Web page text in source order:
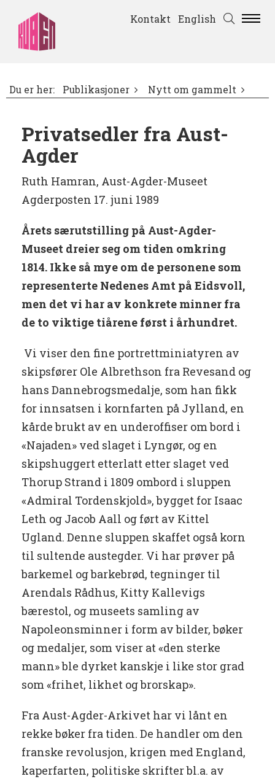
Kontakt English
Du er her: Publikasjoner Nytt om gammelt
Privatsedler fra Aust-
Agder
Ruth Hamran, Aust-Agder-Museet
Agderposten 17. juni 1989
Årets særutstilling på Aust-Agder-
Museet dreier seg om tiden omkring
1814. Ikke så mye om de personene som
representerte Nedenes Amt på Eidsvoll,
men det vi har av konkrete minner fra
de to viktige tiårene først i århundret.
Vi viser den fine portrettminiatyren av
skipsfører Ole Albrethson fra Revesand og
hans Dannebrogsmedalje, som han fikk
for innsatsen i kornfarten på Jylland, en
kårde brukt av en underoffiser om bord i
«Najaden» ved slaget i Lyngør, og en
skipshuggert etterlatt etter slaget ved
Thorup Strand i 1809 ombord i sluppen
«Admiral Tordenskjold», bygget for Isaac
Leth og Jacob Aall og ført av Kittel
Ugland. Denne sluppen skaffet også korn
til sultende austegder. Vi har prøver på
barkemel og barkebrød, tegninger til
Arendals Rådhus, Kitty Kallevigs
bærestol, og museets samling av
Napoleonsminner i form av bilder, bøker
og medaljer, som viser at «den sterke
mann» ble dyrket kanskje i like stor grad
som «frihet, likhet og brorskap».
Fra Aust-Agder-Arkivet har vi lånt en
rekke bøker fra tiden. De handler om den
franske revolusjon, krigen med England,
kaperfarten, politiske skrifter bl.a. av